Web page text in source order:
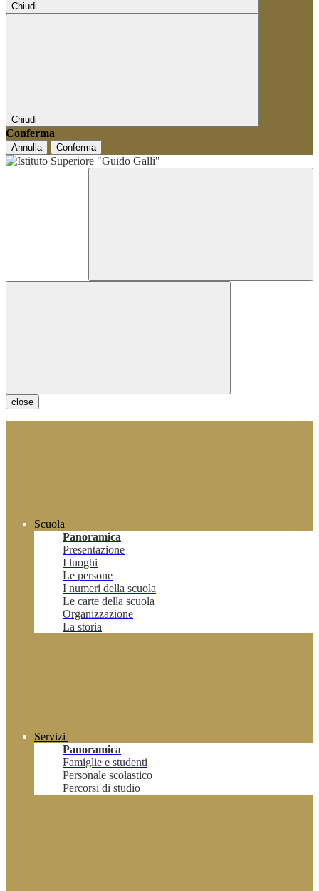
Chiudi
Chiudi
Conferma
Annulla Conferma
close
Scuola
Panoramica
Presentazione
I luoghi
Le persone
I numeri della scuola
Le carte della scuola
Organizzazione
La storia
Servizi
Panoramica
Famiglie e studenti
Personale scolastico
Percorsi di studio